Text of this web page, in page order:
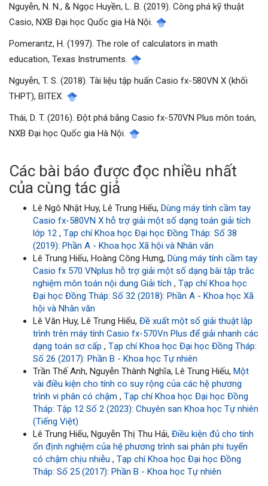
Nguyễn, N. N., & Ngọc Huyền, L. B. (2019). Công phá kỹ thuật
Casio, NXB Đại học Quốc gia Hà Nội.
Pomerantz, H. (1997). The role of calculators in math
education, Texas Instruments.
Nguyễn, T. S. (2018). Tài liệu tập huấn Casio fx-580VN X (khối
THPT), BITEX.
Thái, D. T. (2016). Đột phá bằng Casio fx-570VN Plus môn toán,
NXB Đại học Quốc gia Hà Nội.
Các bài báo được đọc nhiều nhất
của cùng tác giả
Lê Ngô Nhật Huy, Lê Trung Hiếu, Dùng máy tính cầm tay
Casio fx-580VN X hỗ trợ giải một số dạng toán giải tích
lớp 12 , Tạp chí Khoa học Đại học Đồng Tháp: Số 38
(2019): Phần A - Khoa học Xã hội và Nhân văn
Lê Trung Hiếu, Hoàng Công Hưng, Dùng máy tính cầm tay
Casio fx 570 VNplus hỗ trợ giải một số dạng bài tập trắc
nghiệm môn toán nội dung Giải tích , Tạp chí Khoa học
Đại học Đồng Tháp: Số 32 (2018): Phần A - Khoa học Xã
hội và Nhân văn
Lê Văn Huy, Lê Trung Hiếu, Đề xuất một số giải thuật lập
trình trên máy tính Casio fx-570Vn Plus để giải nhanh các
dạng toán sơ cấp , Tạp chí Khoa học Đại học Đồng Tháp:
Số 26 (2017): Phần B - Khoa học Tự nhiên
Trần Thế Anh, Nguyễn Thành Nghĩa, Lê Trung Hiếu, Một
vài điều kiện cho tính co suy rộng của các hệ phương
trình vi phân có chậm , Tạp chí Khoa học Đại học Đồng
Tháp: Tập 12 Số 2 (2023): Chuyên san Khoa học Tự nhiên
(Tiếng Việt)
Lê Trung Hiếu, Nguyễn Thị Thu Hải, Điều kiện đủ cho tính
ổn định nghiệm của hệ phương trình sai phân phi tuyến
có chậm chịu nhiễu , Tạp chí Khoa học Đại học Đồng
Tháp: Số 25 (2017): Phần B - Khoa học Tự nhiên